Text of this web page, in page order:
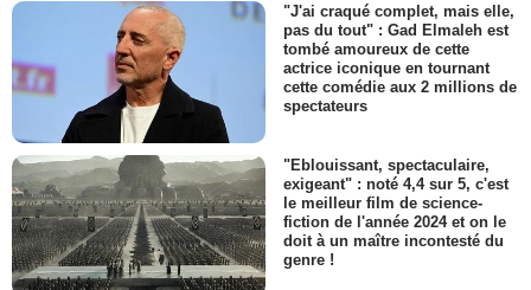
"J'ai craqué complet, mais elle,
pas du tout" : Gad Elmaleh est
tombé amoureux de cette
actrice iconique en tournant
cette comédie aux 2 millions de
spectateurs
"Eblouissant, spectaculaire,
exigeant" : noté 4,4 sur 5, c'est
le meilleur film de science-
fiction de l'année 2024 et on le
doit à un maître incontesté du
genre !